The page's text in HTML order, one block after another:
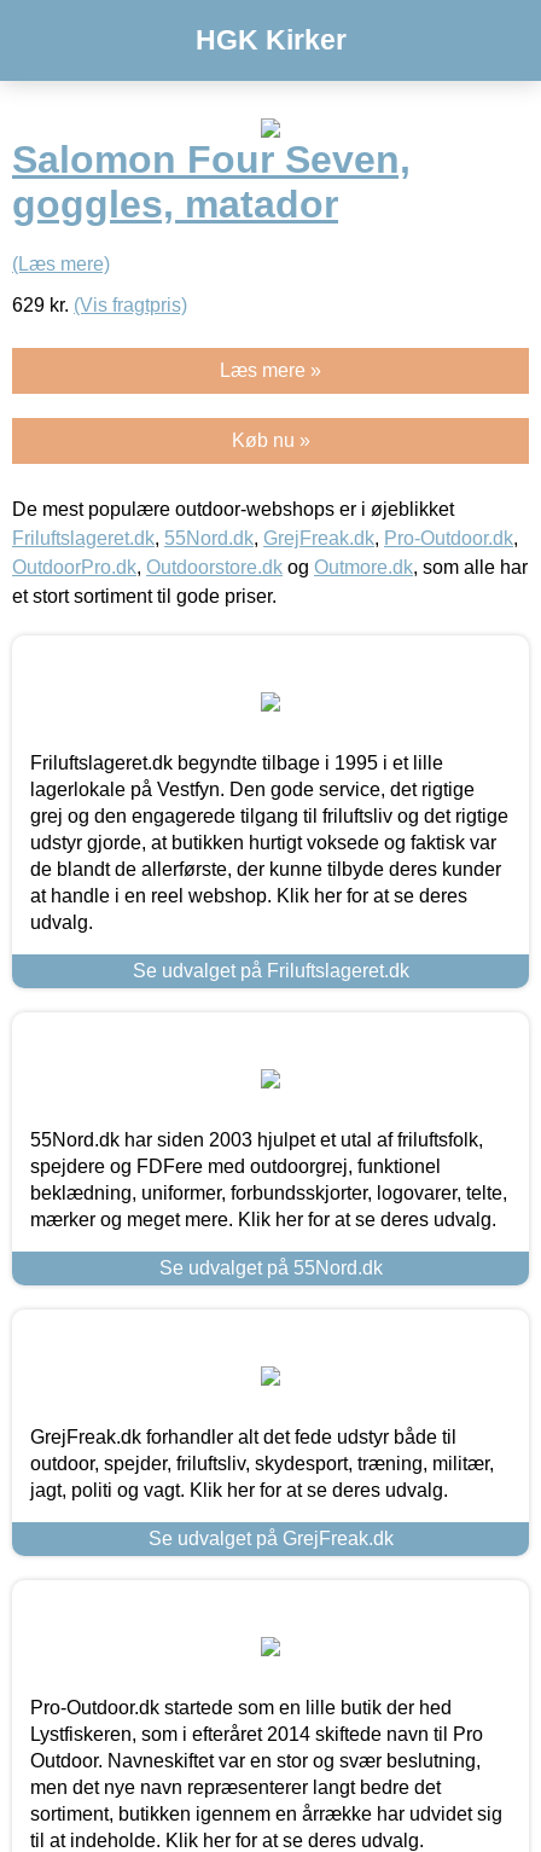
HGK Kirker
Salomon Four Seven,
goggles, matador
(Læs mere)
629 kr. (Vis fragtpris)
Læs mere »
Køb nu »
De mest populære outdoor-webshops er i øjeblikket
Friluftslageret.dk, 55Nord.dk, GrejFreak.dk, Pro-Outdoor.dk,
OutdoorPro.dk, Outdoorstore.dk og Outmore.dk, som alle har
et stort sortiment til gode priser.
Friluftslageret.dk begyndte tilbage i 1995 i et lille
lagerlokale på Vestfyn. Den gode service, det rigtige
grej og den engagerede tilgang til friluftsliv og det rigtige
udstyr gjorde, at butikken hurtigt voksede og faktisk var
de blandt de allerførste, der kunne tilbyde deres kunder
at handle i en reel webshop. Klik her for at se deres
udvalg.
Se udvalget på Friluftslageret.dk
55Nord.dk har siden 2003 hjulpet et utal af friluftsfolk,
spejdere og FDFere med outdoorgrej, funktionel
beklædning, uniformer, forbundsskjorter, logovarer, telte,
mærker og meget mere. Klik her for at se deres udvalg.
Se udvalget på 55Nord.dk
GrejFreak.dk forhandler alt det fede udstyr både til
outdoor, spejder, friluftsliv, skydesport, træning, militær,
jagt, politi og vagt. Klik her for at se deres udvalg.
Se udvalget på GrejFreak.dk
Pro-Outdoor.dk startede som en lille butik der hed
Lystfiskeren, som i efteråret 2014 skiftede navn til Pro
Outdoor. Navneskiftet var en stor og svær beslutning,
men det nye navn repræsenterer langt bedre det
sortiment, butikken igennem en årrække har udvidet sig
til at indeholde. Klik her for at se deres udvalg.